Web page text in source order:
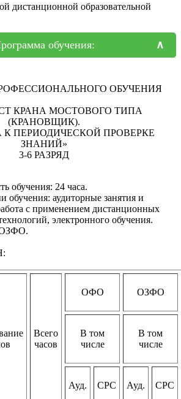
дистанционной образовательной
обучения:
ОБУЧЕНИЯ
КРАНА МОСТОВОГО ТИПА
(КРАНОВЩИК).
ПЕРИОДИЧЕСКОЙ ПРОВЕРКЕ
ЗНАНИЙ»
3-6 РАЗРЯД
обучения: 24 часа.
обучения: аудиторные занятия и
с применением дистанционных
электронного обучения.
ОЗФО.
Всего
часов
ОФО ОЗФО
В том
числе
В том
числе
Ауд. СРС Ауд. СРС